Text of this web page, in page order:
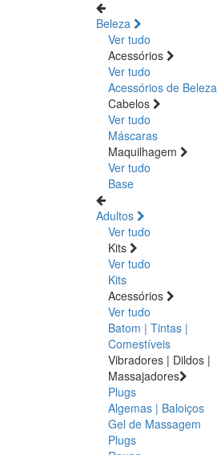
Beleza
Ver tudo
Acessórios
Ver tudo
Acessórios de Beleza
Cabelos
Ver tudo
Máscaras
Maquilhagem
Ver tudo
Base
Adultos
Ver tudo
Kits
Ver tudo
Kits
Acessórios
Ver tudo
Batom | Tintas |
Comestíveis
Vibradores | Dildos |
Massajadores
Plugs
Algemas | Baloiços
Gel de Massagem
Plugs